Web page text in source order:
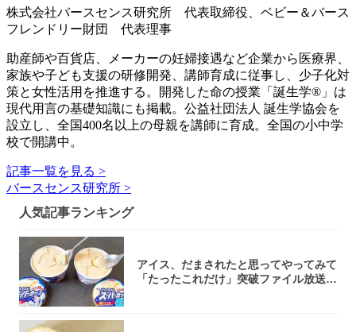
株式会社バースセンス研究所 代表取締役、ベビー＆バース
フレンドリー財団 代表理事
助産師や百貨店、メーカーの妊婦接遇など企業から医療界、
家族や子ども支援の研修開発、講師育成に従事し、少子化対
策と女性活用を推進する。開発した命の授業「誕生学®」は
現代用言の基礎知識にも掲載。公益社団法人 誕生学協会を
設立し、全国400名以上の母親を講師に育成。全国の小中学
校で開講中。
記事一覧を見る >
バースセンス研究所 >
人気記事ランキング
アイス、だまされたと思ってやってみて
「たったこれだけ」突破ファイル放送で